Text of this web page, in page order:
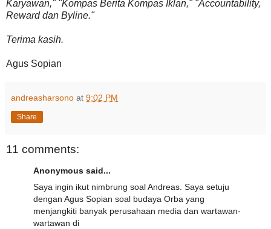
Karyawan," "Kompas Berita Kompas Iklan," "Accountability,
Reward dan Byline."
Terima kasih.
Agus Sopian
andreasharsono at 9:02 PM
Share
11 comments:
Anonymous said...
Saya ingin ikut nimbrung soal Andreas. Saya setuju
dengan Agus Sopian soal budaya Orba yang
menjangkiti banyak perusahaan media dan wartawan-
wartawan di